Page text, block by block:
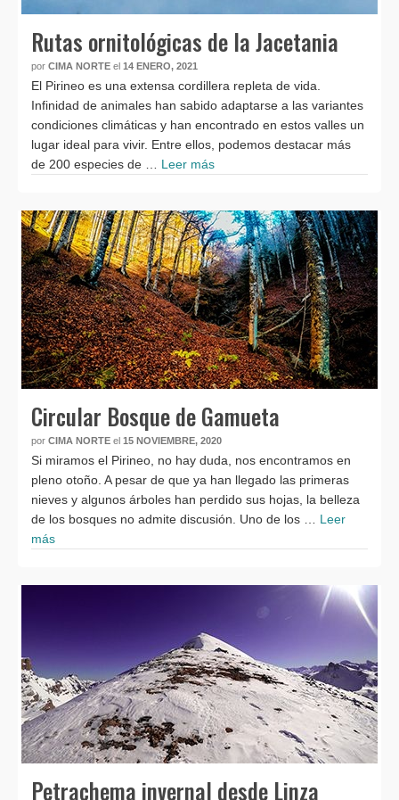
Rutas ornitológicas de la Jacetania
por CIMA NORTE el 14 ENERO, 2021
El Pirineo es una extensa cordillera repleta de vida.
Infinidad de animales han sabido adaptarse a las variantes
condiciones climáticas y han encontrado en estos valles un
lugar ideal para vivir. Entre ellos, podemos destacar más
de 200 especies de … Leer más
Circular Bosque de Gamueta
por CIMA NORTE el 15 NOVIEMBRE, 2020
Si miramos el Pirineo, no hay duda, nos encontramos en
pleno otoño. A pesar de que ya han llegado las primeras
nieves y algunos árboles han perdido sus hojas, la belleza
de los bosques no admite discusión. Uno de los … Leer
más
Petrachema invernal desde Linza